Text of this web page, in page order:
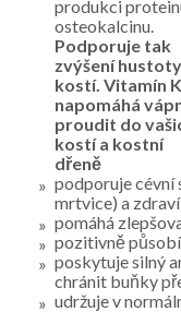
produkci
osteokalcinu.
Podporuje tak
zvýšení hustoty
kostí. Vitamín K
napomáhá
proudit do
kostí a kostní
dřeně
podporuje cévní
mrtvice) a
pomáhá
pozitivně
poskytuje silný
chránit buňky
udržuje v